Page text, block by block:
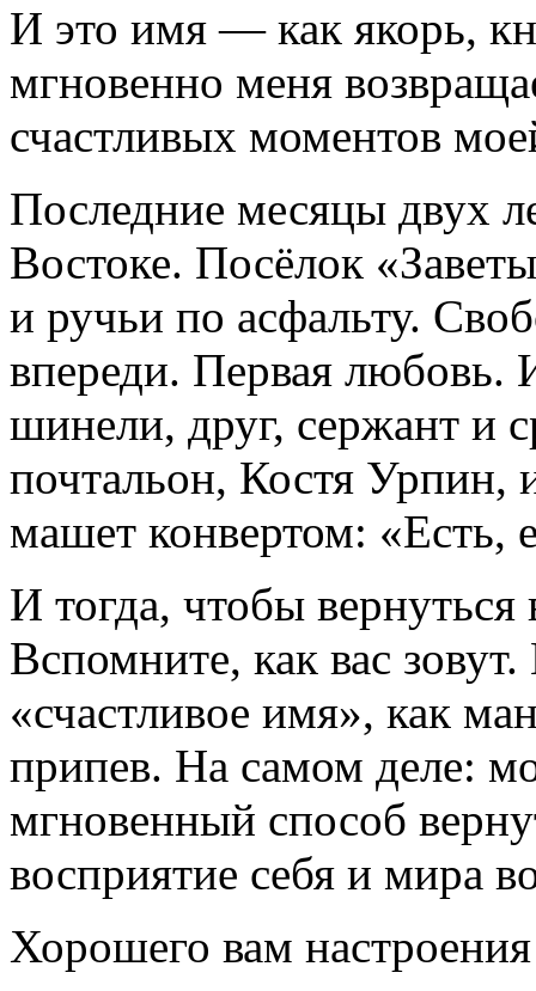
И это имя — как якорь,
мгновенно меня
счастливых моментов
Последние месяцы двух
Востоке. Посёлок
и ручьи по асфальту.
впереди. Первая любовь.
шинели, друг, сержант и
почтальон, Костя Урпин,
машет конвертом:
И тогда, чтобы
Вспомните, как вас
«счастливое имя», как
припев. На самом деле:
мгновенный способ
восприятие себя и мира
Хорошего вам